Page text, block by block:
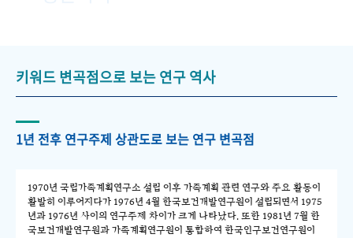
키워드 변곡점으로 보는 연구 역사
1년 전후 연구주제 상관도로 보는 연구 변곡점
1970년 국립가족계획연구소 설립 이후 가족계획 관련 연구와 주요 활동이
활발히 이루어지다가 1976년 4월 한국보건개발연구원이 설립되면서 1975
년과 1976년 사이의 연구주제 차이가 크게 나타났다. 또한 1981년 7월 한
국보건개발연구원과 가족계획연구원이 통합하여 한국인구보건연구원이